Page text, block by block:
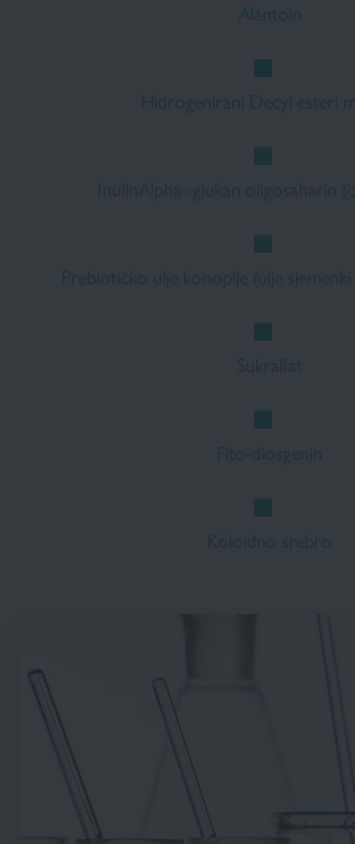
Alantoin
Hidrogenirani Decyl esteri
InulinAlpha -glukan oligosaharin
Prebiotičko ulje konoplje (ulje sjemenki
Sukralfat
Fito-diosgenin
Koloidno srebro